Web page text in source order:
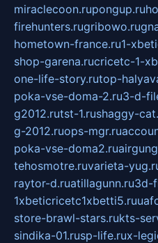
miraclecoon.rupongup.ru
firehunters.rugribowo.ru
hometown-france.ru1-
shop-garena.rucricetc-1-
one-life-story.rutop-
poka-vse-doma-2.ru3-d-
g2012.rutst-1.rushaggy-
g-2012.ruops-mgr.ru
poka-vse-doma2.ru
tehosmotre.ruvarieta-
raytor-d.ruatillagunn.ru3d-
1xbeticricetc1xbetti5.ru
store-brawl-stars.rukts-
sindika-01.rusp-life.rux-